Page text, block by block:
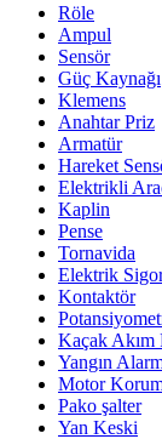
Röle
Ampul
Sensör
Güç Kaynağı
Klemens
Anahtar Priz
Armatür
Hareket
Elektrikli
Kaplin
Pense
Tornavida
Elektrik
Kontaktör
Kaçak Akım
Yangın
Motor
Pako şalter
Yan Keski